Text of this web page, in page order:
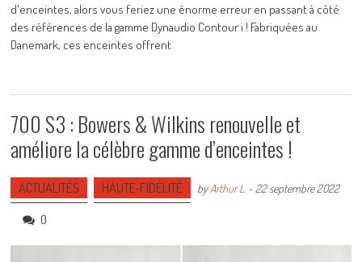
d'enceintes, alors vous feriez une énorme erreur en passant à côté
des références de la gamme Dynaudio Contour i ! Fabriquées au
Danemark, ces enceintes offrent
700 S3 : Bowers & Wilkins renouvelle et
améliore la célèbre gamme d’enceintes !
ACTUALITÉS HAUTE-FIDÉLITÉ byArthur L. - 22 septembre 2022
0